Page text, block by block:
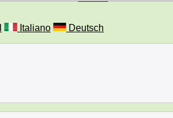
Italiano Deutsch